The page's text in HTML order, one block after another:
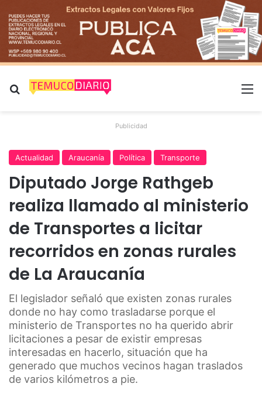
Buscar por
Publicidad
Actualidad Araucanía Política Transporte
Diputado Jorge Rathgeb
realiza llamado al ministerio
de Transportes a licitar
recorridos en zonas rurales
de La Araucanía
El legislador señaló que existen zonas rurales
donde no hay como trasladarse porque el
ministerio de Transportes no ha querido abrir
licitaciones a pesar de existir empresas
interesadas en hacerlo, situación que ha
generado que muchos vecinos hagan traslados
de varios kilómetros a pie.